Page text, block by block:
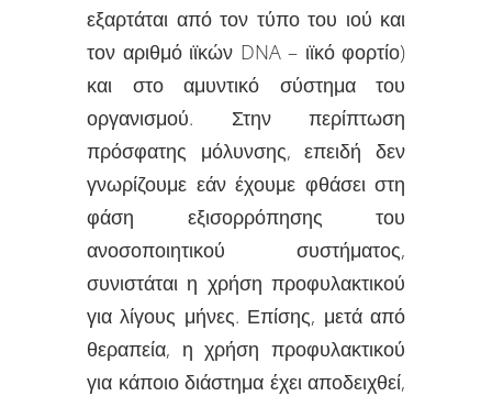
εξαρτάται από τον τύπο του ιού και
τον αριθμό ιϊκών DNA – ιϊκό φορτίο)
και στο αμυντικό σύστημα του
οργανισμού. Στην περίπτωση
πρόσφατης μόλυνσης, επειδή δεν
γνωρίζουμε εάν έχουμε φθάσει στη
φάση εξισορρόπησης του
ανοσοποιητικού συστήματος,
συνιστάται η χρήση προφυλακτικού
για λίγους μήνες. Επίσης, μετά από
θεραπεία, η χρήση προφυλακτικού
για κάποιο διάστημα έχει αποδειχθεί,